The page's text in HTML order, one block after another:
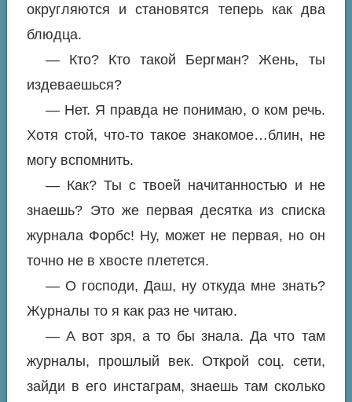
округляются и становятся теперь как два
блюдца.
— Кто? Кто такой Бергман? Жень, ты
издеваешься?
— Нет. Я правда не понимаю, о ком речь.
Хотя стой, что-то такое знакомое…блин, не
могу вспомнить.
— Как? Ты с твоей начитанностью и не
знаешь? Это же первая десятка из списка
журнала Форбс! Ну, может не первая, но он
точно не в хвосте плетется.
— О господи, Даш, ну откуда мне знать?
Журналы то я как раз не читаю.
— А вот зря, а то бы знала. Да что там
журналы, прошлый век. Открой соц. сети,
зайди в его инстаграм, знаешь там сколько